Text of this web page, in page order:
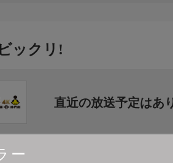
ー
ックリ!
直近の放送予定はあ